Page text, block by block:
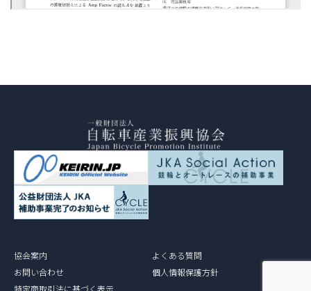
協会案内
よくある質問
お問い合わせ
個人情報保護方針